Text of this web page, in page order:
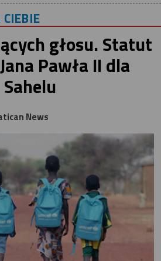
głosu. Statut
Pawła II dla
Sahelu
News